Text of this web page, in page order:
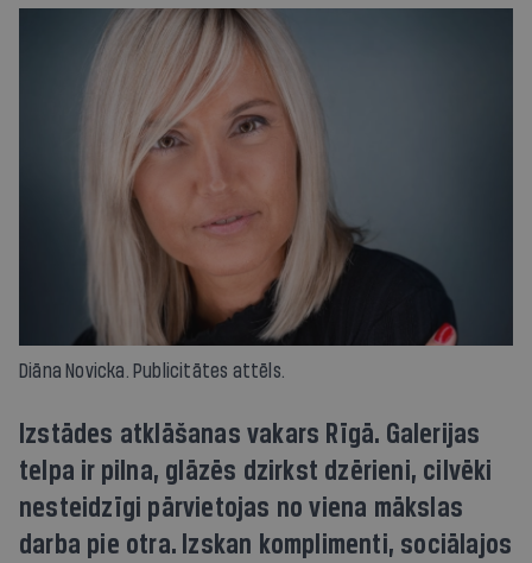
Diāna Novicka. Publicitātes attēls.
Izstādes atklāšanas vakars Rīgā. Galerijas
telpa ir pilna, glāzēs dzirkst dzērieni, cilvēki
nesteidzīgi pārvietojas no viena mākslas
darba pie otra. Izskan komplimenti, sociālajos